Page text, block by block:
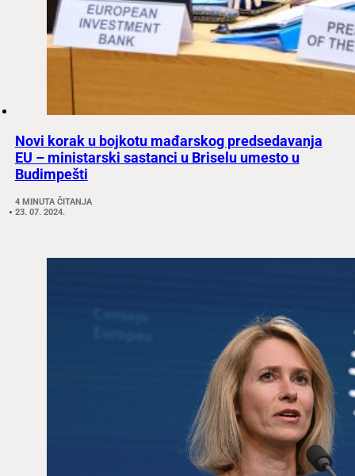
Novi korak u bojkotu mađarskog predsedavanja
EU – ministarski sastanci u Briselu umesto u
Budimpešti
4 MINUTA ČITANJA
23. 07. 2024.